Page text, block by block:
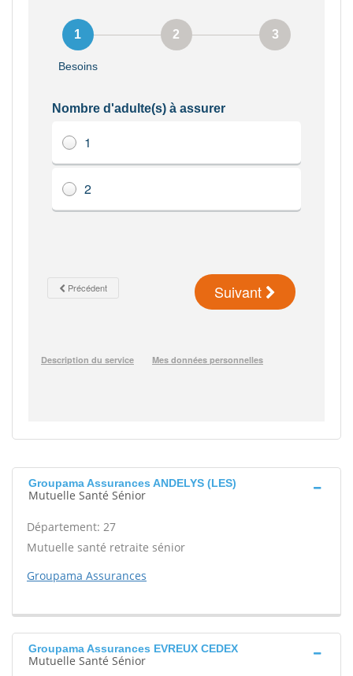
Groupama Assurances ANDELYS (LES)
Mutuelle Santé Sénior
Département: 27
Mutuelle santé retraite sénior
Groupama Assurances
Groupama Assurances EVREUX CEDEX
Mutuelle Santé Sénior